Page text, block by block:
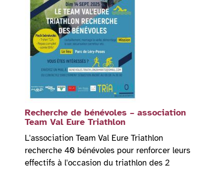
Recherche de bénévoles – association
Team Val Eure Triathlon
L'association Team Val Eure Triathlon
recherche 40 bénévoles pour renforcer leurs
effectifs à l'occasion du triathlon des 2